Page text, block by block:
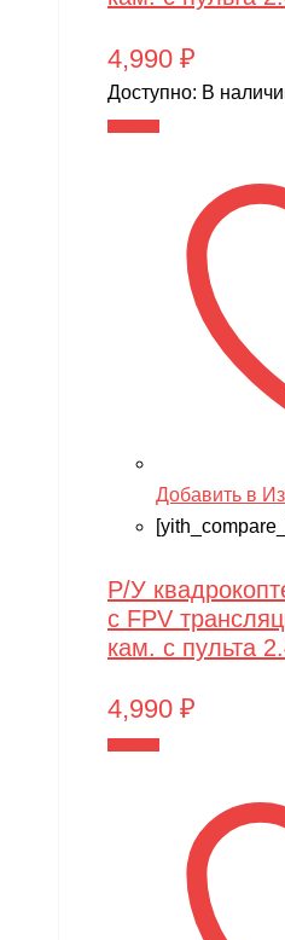
4,990 ₽
Доступно: В
Добавить в
Р/У
с FPV
кам. с пульта
4,990 ₽